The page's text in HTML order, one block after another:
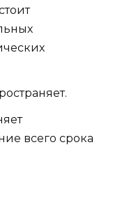
всего срока